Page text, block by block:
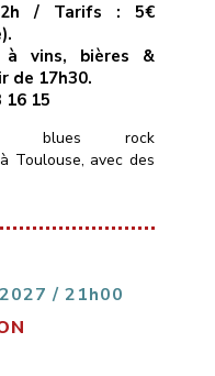
/ Tarifs : 5€
à vins, bières &
de 17h30.
16 15
blues rock
Toulouse, avec des
au Black Keys en
plus moderne.Le
2027 / 21h00